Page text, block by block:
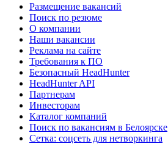
Размещение вакансий
Поиск по резюме
О компании
Наши вакансии
Реклама на сайте
Требования к ПО
Безопасный HeadHunter
HeadHunter API
Партнерам
Инвесторам
Каталог компаний
Поиск по вакансиям в Белоярске
Сетка: соцсеть для нетворкинга